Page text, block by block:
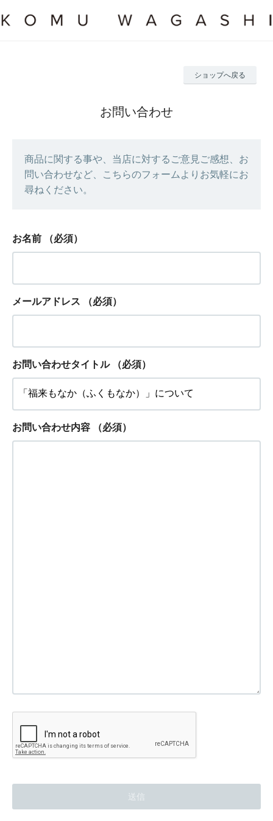
ショップへ戻る
お問い合わせ
商品に関する事や、当店に対するご意見ご感想、お
問い合わせなど、こちらのフォームよりお気軽にお
尋ねください。
お名前 （必須）
メールアドレス （必須）
お問い合わせタイトル （必須）
お問い合わせ内容 （必須）